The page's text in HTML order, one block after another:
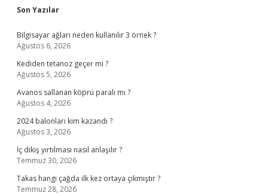
Son Yazılar
Bilgisayar ağları neden kullanılır 3 örnek ?
Ağustos 6, 2026
Kediden tetanoz geçer mi ?
Ağustos 5, 2026
Avanos sallanan köprü paralı mı ?
Ağustos 4, 2026
2024 balonları kim kazandı ?
Ağustos 3, 2026
İç dikiş yırtılması nasıl anlaşılır ?
Temmuz 30, 2026
Takas hangi çağda ilk kez ortaya çıkmıştır ?
Temmuz 28, 2026